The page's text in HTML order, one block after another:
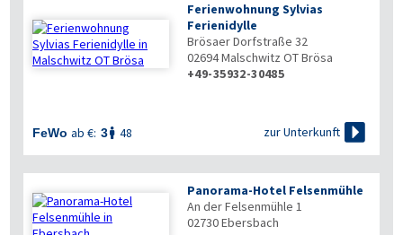
Ferienwohnung Sylvias
Ferienidylle
Brösaer Dorfstraße 32
02694Malschwitz OT Brösa
+49-35932-30485
FeWo ab €: 3 48 zur Unterkunft 
Panorama-Hotel Felsenmühle
An der Felsenmühle 1
02730Ebersbach